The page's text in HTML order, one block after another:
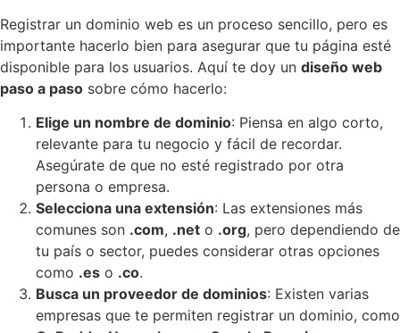
Registrar un dominio web es un proceso sencillo, pero es
importante hacerlo bien para asegurar que tu página esté
disponible para los usuarios. Aquí te doy un diseño web
paso a paso sobre cómo hacerlo:
Elige un nombre de dominio: Piensa en algo corto,
relevante para tu negocio y fácil de recordar.
Asegúrate de que no esté registrado por otra
persona o empresa.
Selecciona una extensión: Las extensiones más
comunes son .com, .net o .org, pero dependiendo de
tu país o sector, puedes considerar otras opciones
como .es o .co.
Busca un proveedor de dominios: Existen varias
empresas que te permiten registrar un dominio, como